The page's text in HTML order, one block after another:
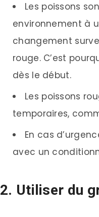
Les poissons
environnement à
changement
rouge. C’est
dès le début.
Les poissons
temporaires,
En cas
avec un
2. Utiliser du